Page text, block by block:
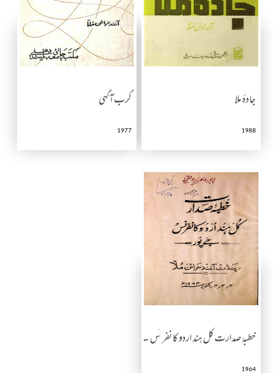
جادۂ ملا
1988
کرب آگہی
1977
خطبۂ صدارت کل ہند اردو کانفرنس جے پور
1964